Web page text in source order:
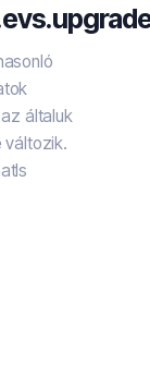
általuk
változik.